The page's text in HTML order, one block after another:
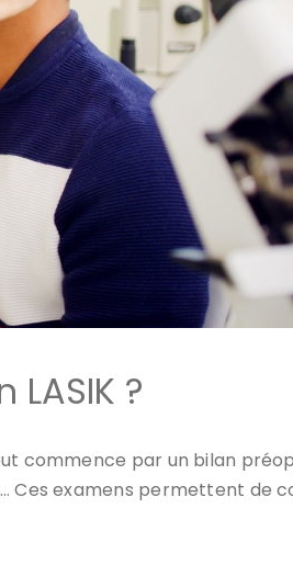
?
commence par un bilan
Ces examens permettent de